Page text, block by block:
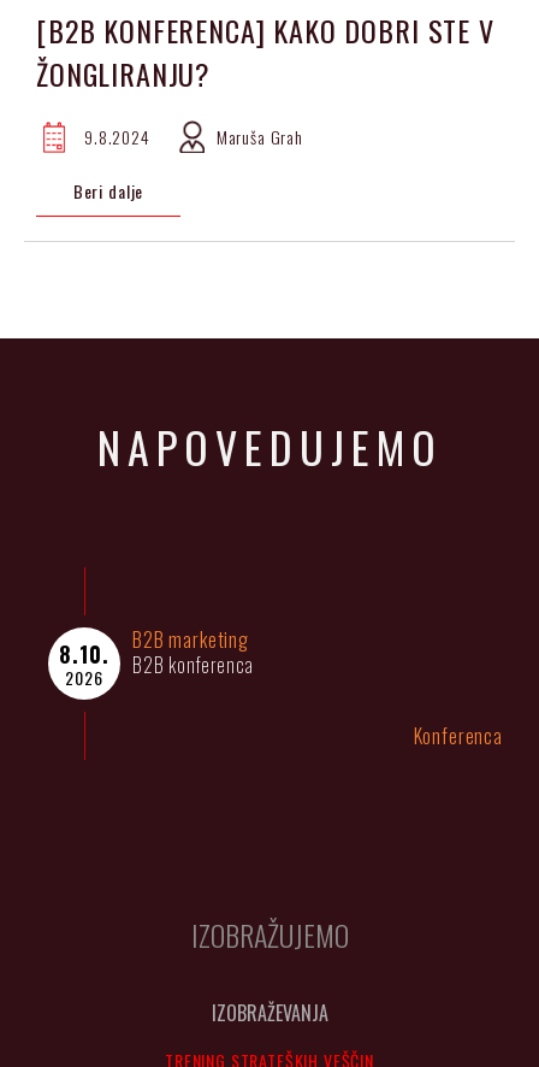
[B2B KONFERENCA] KAKO DOBRI STE V
ŽONGLIRANJU?
9.8.2024 Maruša Grah
Beri dalje
NAPOVEDUJEMO
8.10.
2026
B2B marketing
B2B konferenca
Konferenca
IZOBRAŽUJEMO
IZOBRAŽEVANJA
TRENING STRATEŠKIH VEŠČIN